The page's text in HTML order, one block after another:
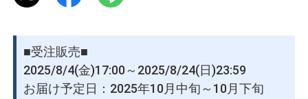
※受注開始は8月4日(月) 17 : 00からとなります。
詳しいイベント内容につきましては下記をご確認ください。
https://www.village-v.co.jp/item/023677/
■受注販売■
2025/8/4(金)17:00～2025/8/24(日)23:59
お届け予定日：2025年10月中旬～10月下旬
ーター
ッズ